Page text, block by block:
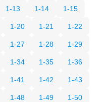
1-13 1-14 1-15
1-20 1-21 1-22
1-27 1-28 1-29
1-34 1-35 1-36
1-41 1-42 1-43
1-48 1-49 1-50